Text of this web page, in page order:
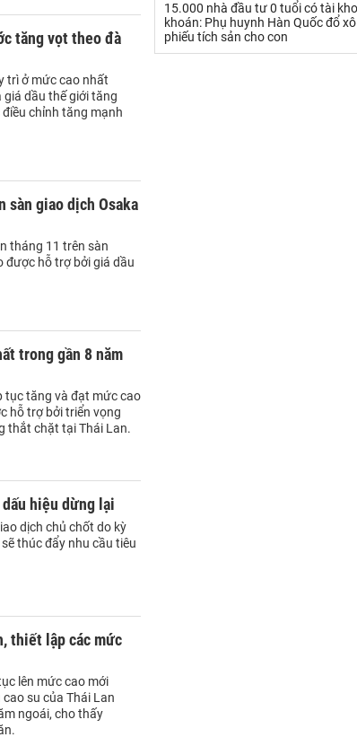
tăng vọt theo đà
trì ở mức cao nhất
dầu thế giới tăng
chỉnh tăng mạnh
sàn giao dịch Osaka
tháng 11 trên sàn
được hỗ trợ bởi giá dầu
trong gần 8 năm
tục tăng và đạt mức cao
hỗ trợ bởi triển vọng
thắt chặt tại Thái Lan.
hiệu dừng lại
dịch chủ chốt do kỳ
thúc đẩy nhu cầu tiêu
thiết lập các mức
lên mức cao mới
su của Thái Lan
ngoái, cho thấy
Xi măng - Clynker
15.000 nhà đầu tư 0 tuổi có tài
khoán: Phụ huynh Hàn Quốc đổ
phiếu tích sản cho con